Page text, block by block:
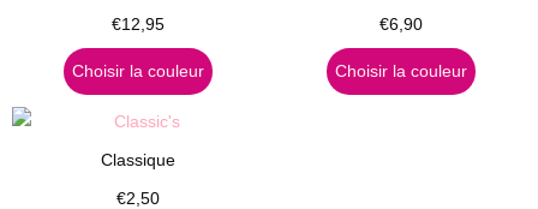
€12,95
Choisir la couleur
€6,90
Choisir la couleur
Classique
€2,50